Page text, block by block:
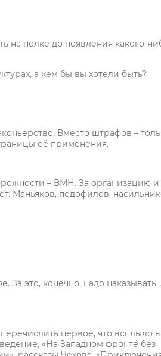
на полке до появления какого-
а кем бы вы хотели быть?
Вместо штрафов –
её применения.
– ВМН. За организацию и
Маньяков, педофилов,
За это, конечно, надо наказывать.
первое, что всплыло в
«На Западном фронте без